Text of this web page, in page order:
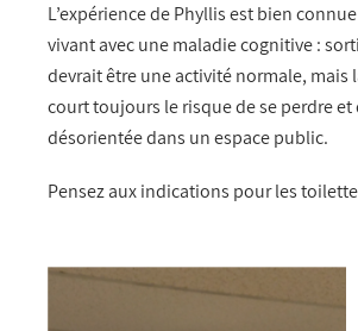
L’expérience de Phyllis est bien
vivant avec une maladie cognitive :
devrait être une activité normale, mais
court toujours le risque de se perdre et
désorientée dans un espace public.
Pensez aux indications pour les